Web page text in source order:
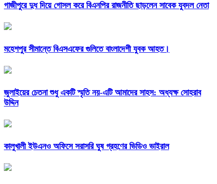
গাজীপুরে দুধ দিয়ে গোসল করে বিএনপির রাজনীতি ছাড়লেন সাবেক যুবদল নেতা
মহেশপুর সীমান্তে বিএসএফের গুলিতে বাংলাদেশী যুবক আহত।
জুলাইয়ের চেতনা শুধু একটি স্মৃতি নয়-এটি আমাদের সাহস: অধ্যক্ষ সোহরাব
উদ্দিন
কালুখালী ইউএনও অফিসে সরাসরি ঘুষ গ্রহণের ভিডিও ভাইরাল